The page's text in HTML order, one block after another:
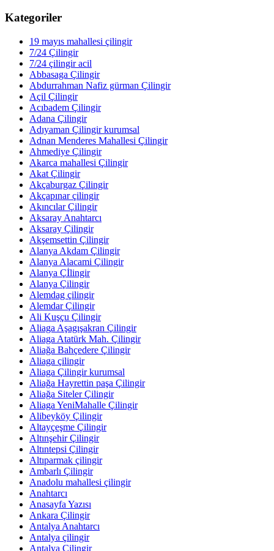
Kategoriler
19 mayıs mahallesi çilingir
7/24 Çilingir
7/24 çilingir acil
Abbasaga Çilingir
Abdurrahman Nafiz gürman Çilingir
Açil Çilingir
Acıbadem Çilingir
Adana Çilingir
Adıyaman Çilingir kurumsal
Adnan Menderes Mahallesi Çilingir
Ahmediye Çilingir
Akarca mahallesi Çilingir
Akat Çilingir
Akçaburgaz Çilingir
Akçapınar çilingir
Akıncılar Çilingir
Aksaray Anahtarcı
Aksaray Çilingir
Akşemsettin Çilingir
Alanya Akdam Çilingir
Alanya Alacami Çilingir
Alanya Çİlingir
Alanya Çilingir
Alemdag çilingir
Alemdar Çilingir
Ali Kuşçu Çilingir
Aliaga Aşagışakran Çilingir
Aliaga Atatürk Mah. Çilingir
Aliağa Bahçedere Çilingir
Aliaga çilingir
Aliaga Çilingir kurumsal
Aliağa Hayrettin paşa Çilingir
Aliağa Siteler Çilingir
Aliaga YeniMahalle Çilingir
Alibeyköy Çilingir
Altayçeşme Çilingir
Altınşehir Çilingir
Altıntepsi Çilingir
Altıparmak çilingir
Ambarlı Çilingir
Anadolu mahallesi çilingir
Anahtarcı
Anasayfa Yazısı
Ankara Çilingir
Antalya Anahtarcı
Antalya çilingir
Antalya Çilingir